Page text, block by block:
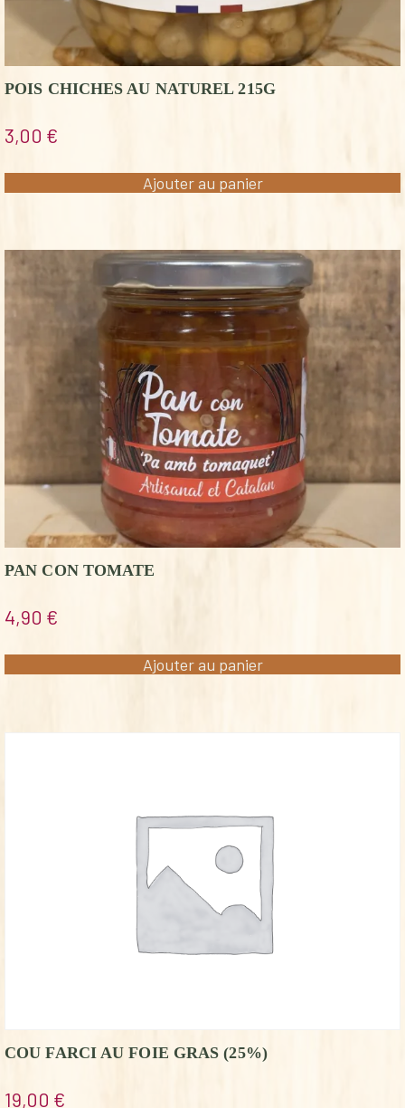
POIS CHICHES AU NATUREL 215G
3,00 €
Ajouter au panier
PAN CON TOMATE
4,90 €
Ajouter au panier
COU FARCI AU FOIE GRAS (25%)
19,00 €